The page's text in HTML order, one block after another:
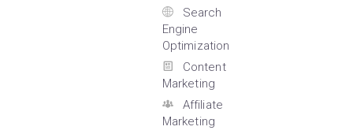
Search
Engine
Optimization
Content
Marketing
Affiliate
Marketing